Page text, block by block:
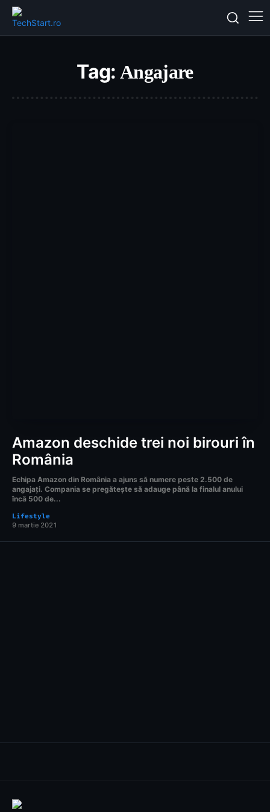
Tag: Angajare
Amazon deschide trei noi birouri în
România
Echipa Amazon din România a ajuns să numere peste 2.500 de
angajați. Compania se pregătește să adauge până la finalul anului
încă 500 de...
Lifestyle
9 martie 2021